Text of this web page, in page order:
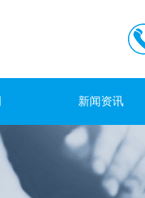
新闻资讯